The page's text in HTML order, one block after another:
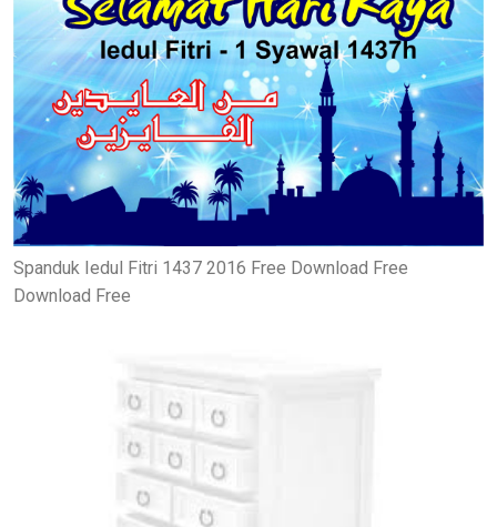
Spanduk Iedul Fitri 1437 2016 Free Download Free
Download Free